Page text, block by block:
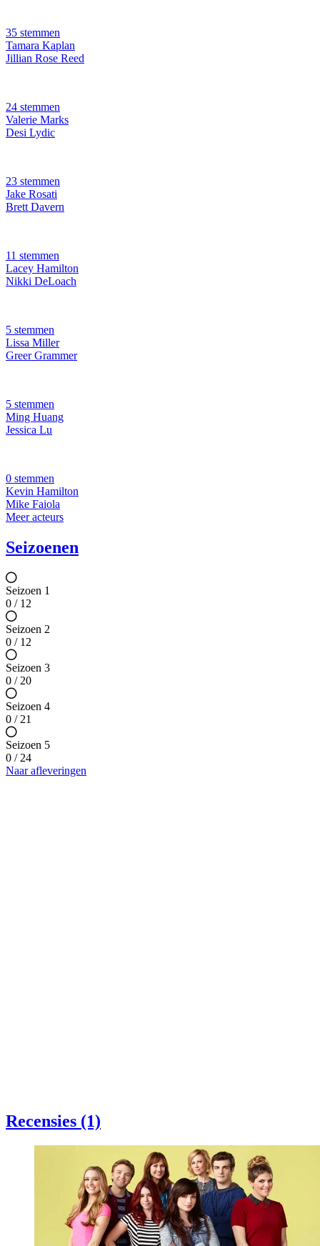
35 stemmen
Tamara Kaplan
Jillian Rose Reed
24 stemmen
Valerie Marks
Desi Lydic
23 stemmen
Jake Rosati
Brett Davern
11 stemmen
Lacey Hamilton
Nikki DeLoach
5 stemmen
Lissa Miller
Greer Grammer
5 stemmen
Ming Huang
Jessica Lu
0 stemmen
Kevin Hamilton
Mike Faiola
Meer acteurs
Seizoenen
Seizoen 1
0 / 12
Seizoen 2
0 / 12
Seizoen 3
0 / 20
Seizoen 4
0 / 21
Seizoen 5
0 / 24
Naar afleveringen
Recensies (1)